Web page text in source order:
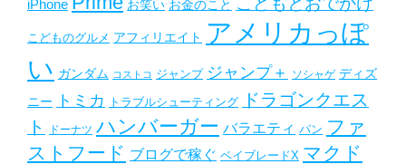
iPhone
お笑い お金のこと
こどものグルメ アフィリエイト
アメリカっぽ
い ガンダム コストコ ジャンプ ジャンプ＋ ソシャゲ ディズ
ニー
トミカ トラブルシューティング
ドラゴンクエス
ト
ドーナツ ハンバーガー バラエティ パン ファ
ストフード ブログで稼ぐ ベイブレードX マクド